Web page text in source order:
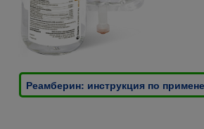
Реамберин: инструкция по